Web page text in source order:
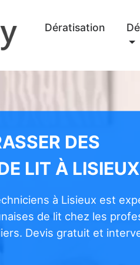
Dératisation
DES
LIT À LISIEUX
à Lisieux est
de lit chez les
Devis gratuit et